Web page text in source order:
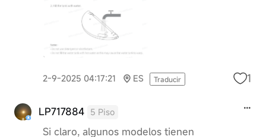
2-9-2025 04:17:21 ES Traducir 1
LP717884 5 Piso
Si claro, algunos modelos tienen